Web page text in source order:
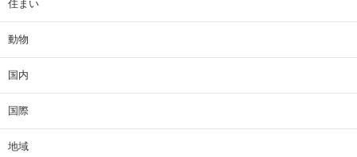
住まい
動物
国内
国際
地域